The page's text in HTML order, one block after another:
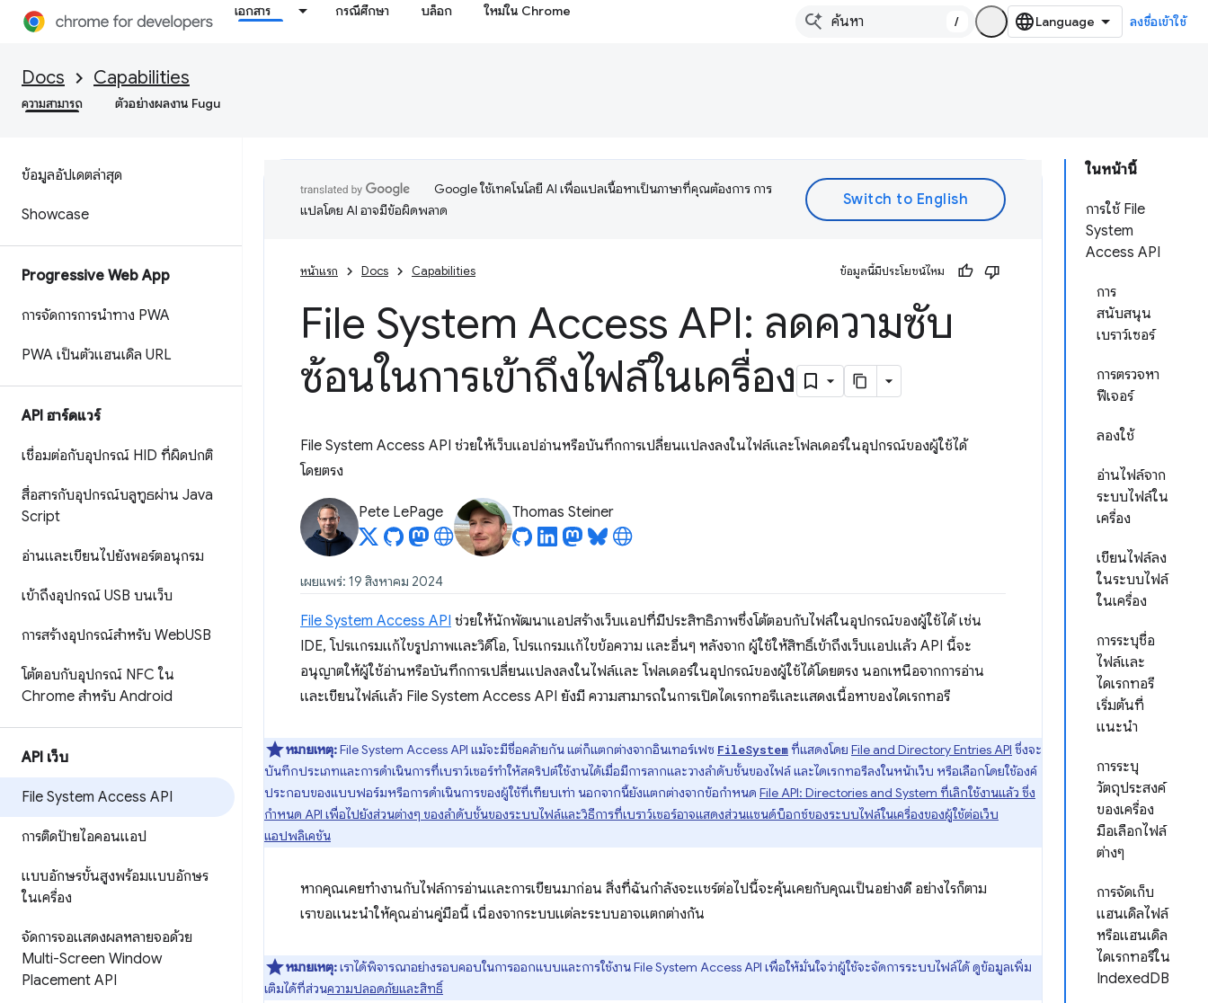
เอกสาร กรณีศึกษา บล็อก ใหม่ใน Chrome
/ ลงชื่อเข้าใช้
Docs Capabilities
ความสามารถ ตัวอย่างผลงาน Fugu
ข้อมูลอัปเดตล่าสุด
Showcase
Progressive Web App
การจัดการการนำทาง PWA
PWA เป็นตัวแฮนเดิล URL
API ฮาร์ดแวร์
เชื่อมต่อกับอุปกรณ์ HID ที่ผิดปกติ
สื่อสารกับอุปกรณ์บลูทูธผ่าน Java
Script
อ่านและเขียนไปยังพอร์ตอนุกรม
เข้าถึงอุปกรณ์ USB บนเว็บ
การสร้างอุปกรณ์สำหรับ WebUSB
โต้ตอบกับอุปกรณ์ NFC ใน
Chrome สำหรับ Android
API เว็บ
File System Access API
การติดป้ายไอคอนแอป
แบบอักษรขั้นสูงพร้อมแบบอักษร
ในเครื่อง
จัดการจอแสดงผลหลายจอด้วย
Multi-Screen Window
Placement API
ในหน้านี้
การใช้ File
System
Access API
การ
สนับสนุน
เบราว์เซอร์
การตรวจหา
ฟีเจอร์
ลองใช้
อ่านไฟล์จาก
ระบบไฟล์ใน
เครื่อง
เขียนไฟล์ลง
ในระบบไฟล์
ในเครื่อง
การระบุชื่อ
ไฟล์และ
ไดเรกทอรี
เริ่มต้นที่
แนะนำ
การระบุ
วัตถุประสงค์
ของเครื่อง
มือเลือกไฟล์
ต่างๆ
การจัดเก็บ
แฮนเดิลไฟล์
หรือแฮนเดิล
ไดเรกทอรีใน
IndexedDB
Google ใช้เทคโนโลยี AI เพื่อแปลเนื้อหาเป็นภาษาที่คุณต้องการ การ
แปลโดย AI อาจมีข้อผิดพลาด
หน้าแรก Docs Capabilities ข้อมูลนี้มีประโยชน์ไหม
File System Access API: ลดความซับ
ซ้อนในการเข้าถึงไฟล์ในเครื่อง
File System Access API ช่วยให้เว็บแอปอ่านหรือบันทึกการเปลี่ยนแปลงลงในไฟล์และโฟลเดอร์ในอุปกรณ์ของผู้ใช้ได้
โดยตรง
Pete LePage Thomas Steiner
เผยแพร่: 19 สิงหาคม 2024
File System Access API ช่วยให้นักพัฒนาแอปสร้างเว็บแอปที่มีประสิทธิภาพซึ่งโต้ตอบกับไฟล์ในอุปกรณ์ของผู้ใช้ได้ เช่น
IDE, โปรแกรมแก้ไขรูปภาพและวิดีโอ, โปรแกรมแก้ไขข้อความ และอื่นๆ หลังจาก ผู้ใช้ให้สิทธิ์เข้าถึงเว็บแอปแล้ว API นี้จะ
อนุญาตให้ผู้ใช้อ่านหรือบันทึกการเปลี่ยนแปลงลงในไฟล์และ โฟลเดอร์ในอุปกรณ์ของผู้ใช้ได้โดยตรง นอกเหนือจากการอ่าน
และเขียนไฟล์แล้ว File System Access API ยังมี ความสามารถในการเปิดไดเรกทอรีและแสดงเนื้อหาของไดเรกทอรี
หมายเหตุ:File System Access API แม้จะมีชื่อคล้ายกัน แต่ก็แตกต่างจากอินเทอร์เฟซ FileSystem ที่แสดงโดย File and Directory Entries API ซึ่งจะ
บันทึกประเภทและการดำเนินการที่เบราว์เซอร์ทำให้สคริปต์ใช้งานได้เมื่อมีการลากและวางลำดับชั้นของไฟล์ และไดเรกทอรีลงในหน้าเว็บ หรือเลือกโดยใช้องค์
ประกอบของแบบฟอร์มหรือการดำเนินการของผู้ใช้ที่เทียบเท่า นอกจากนี้ยังแตกต่างจากข้อกำหนด File API: Directories and System ที่เลิกใช้งานแล้ว ซึ่ง
กำหนด API เพื่อไปยังส่วนต่างๆ ของลำดับชั้นของระบบไฟล์และวิธีการที่เบราว์เซอร์อาจแสดงส่วนแซนด์บ็อกซ์ของระบบไฟล์ในเครื่องของผู้ใช้ต่อเว็บ
แอปพลิเคชัน
หากคุณเคยทำงานกับไฟล์การอ่านและการเขียนมาก่อน สิ่งที่ฉันกำลังจะแชร์ต่อไปนี้จะคุ้นเคยกับคุณเป็นอย่างดี อย่างไรก็ตาม
เราขอแนะนำให้คุณอ่านคู่มือนี้ เนื่องจากระบบแต่ละระบบอาจแตกต่างกัน
หมายเหตุ:เราได้พิจารณาอย่างรอบคอบในการออกแบบและการใช้งาน File System Access API เพื่อให้มั่นใจว่าผู้ใช้จะจัดการระบบไฟล์ได้ ดูข้อมูลเพิ่ม
เติมได้ที่ส่วนความปลอดภัยและสิทธิ์